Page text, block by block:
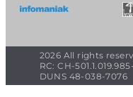
2026 All rights
RC: CH-
DUNS 48-038-7076